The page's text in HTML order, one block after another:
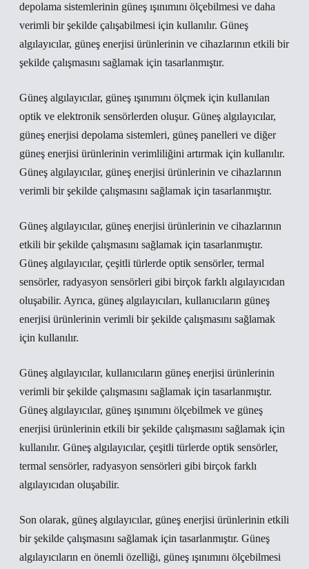
depolama sistemlerinin güneş ışınımını ölçebilmesi ve daha
verimli bir şekilde çalışabilmesi için kullanılır. Güneş
algılayıcılar, güneş enerjisi ürünlerinin ve cihazlarının etkili bir
şekilde çalışmasını sağlamak için tasarlanmıştır.
Güneş algılayıcılar, güneş ışınımını ölçmek için kullanılan
optik ve elektronik sensörlerden oluşur. Güneş algılayıcılar,
güneş enerjisi depolama sistemleri, güneş panelleri ve diğer
güneş enerjisi ürünlerinin verimliliğini artırmak için kullanılır.
Güneş algılayıcılar, güneş enerjisi ürünlerinin ve cihazlarının
verimli bir şekilde çalışmasını sağlamak için tasarlanmıştır.
Güneş algılayıcılar, güneş enerjisi ürünlerinin ve cihazlarının
etkili bir şekilde çalışmasını sağlamak için tasarlanmıştır.
Güneş algılayıcılar, çeşitli türlerde optik sensörler, termal
sensörler, radyasyon sensörleri gibi birçok farklı algılayıcıdan
oluşabilir. Ayrıca, güneş algılayıcıları, kullanıcıların güneş
enerjisi ürünlerinin verimli bir şekilde çalışmasını sağlamak
için kullanılır.
Güneş algılayıcılar, kullanıcıların güneş enerjisi ürünlerinin
verimli bir şekilde çalışmasını sağlamak için tasarlanmıştır.
Güneş algılayıcılar, güneş ışınımını ölçebilmek ve güneş
enerjisi ürünlerinin etkili bir şekilde çalışmasını sağlamak için
kullanılır. Güneş algılayıcılar, çeşitli türlerde optik sensörler,
termal sensörler, radyasyon sensörleri gibi birçok farklı
algılayıcıdan oluşabilir.
Son olarak, güneş algılayıcılar, güneş enerjisi ürünlerinin etkili
bir şekilde çalışmasını sağlamak için tasarlanmıştır. Güneş
algılayıcıların en önemli özelliği, güneş ışınımını ölçebilmesi